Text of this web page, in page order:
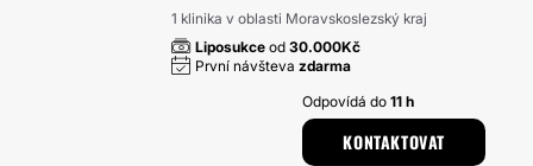
1 klinika v oblasti Moravskoslezský kraj
Liposukce od 30.000Kč
První návšteva zdarma
Odpovídá do11 h
KONTAKTOVAT